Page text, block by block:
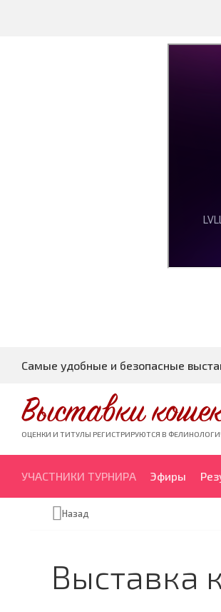
Самые удобные и безопасные
Выставки
ОЦЕНКИ И ТИТУЛЫ РЕГИСТРИРУЮТСЯ В
УЧАСТНИКИ ТУРНИРА Эфиры
Назад
Выставка